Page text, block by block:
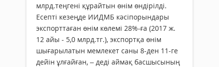
млрд.теңгені құрайтын өнім өндірілді.
Есепті кезеңде ИИДМБ кәсіпорындары
экспорттаған өнім көлемі 28%-ға (2017 ж.
12 айы - 5,0 млрд.тг.), экспортқа өнім
шығарылатын мемлекет саны 8-ден 11-ге
дейін ұлғайған, – деді аймақ басшысының